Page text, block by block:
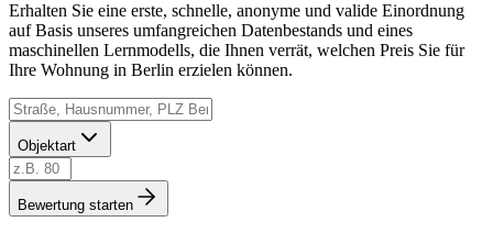
Erhalten Sie eine erste, schnelle, anonyme und valide Einordnung
auf Basis unseres umfangreichen Datenbestands und eines
maschinellen Lernmodells, die Ihnen verrät, welchen Preis Sie für
Ihre Wohnung in Berlin erzielen können.
Objektart
Bewertung starten